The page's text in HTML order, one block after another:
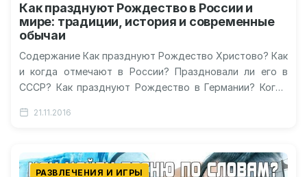
Как празднуют Рождество в России и
мире: традиции, история и современные
обычаи
Содержание Как празднуют Рождество Христово? Как
и когда отмечают в России? Праздновали ли его в
СССР? Как празднуют Рождество в Германии? Когда
21.11.2016
РАЗВЛЕЧЕНИЯ И ИГРЫ